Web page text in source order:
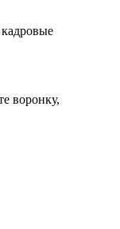
воронку,